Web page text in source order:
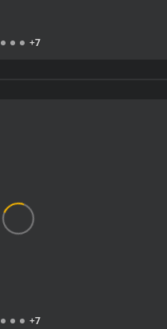
+7
+7